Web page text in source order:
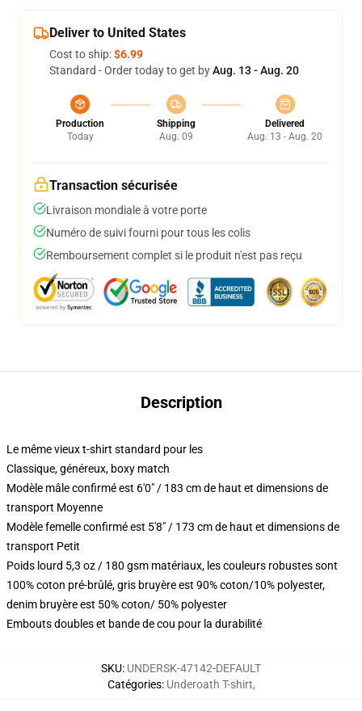
Deliver to United States
Cost to ship:$6.99
Standard - Order today to get byAug. 13 - Aug. 20
Production
Today
Shipping
Aug. 09
Delivered
Aug. 13 - Aug. 20
Transaction sécurisée
Livraison mondiale à votre porte
Numéro de suivi fourni pour tous les colis
Remboursement complet si le produit n'est pas reçu
Description
Le même vieux t-shirt standard pour les
Classique, généreux, boxy match
Modèle mâle confirmé est 6'0" / 183 cm de haut et dimensions de
transport Moyenne
Modèle femelle confirmé est 5'8" / 173 cm de haut et dimensions de
transport Petit
Poids lourd 5,3 oz / 180 gsm matériaux, les couleurs robustes sont
100% coton pré-brûlé, gris bruyère est 90% coton/10% polyester,
denim bruyère est 50% coton/ 50% polyester
Embouts doubles et bande de cou pour la durabilité
SKU: UNDERSK-47142-DEFAULT
Catégories: Underoath T-shirt,